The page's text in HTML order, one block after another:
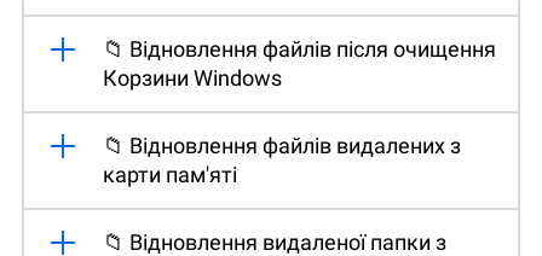
📁 Відновлення файлів після очищення
Корзини Windows
📁 Відновлення файлів видалених з
карти пам'яті
📁 Відновлення видаленої папки з